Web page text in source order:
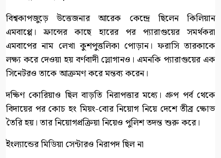
বিশ্বকাপজুড়ে উত্তেজনার আরেক কেন্দ্রে ছিলেন কিলিয়ান
এমবাপ্পে। ফ্রান্সের কাছে হারের পর প্যারাগুয়ের সমর্থকরা
এমবাপের নাম লেখা কুশপুত্তলিকা পোড়ান। ফরাসি তারকাকে
লক্ষ্য করে দেওয়া হয় বর্ণবাদী স্লোগানও। এমনকি প্যারাগুয়ের এক
সিনেটরও তাকে আক্রমণ করে মন্তব্য করেন।
দক্ষিণ কোরিয়াও ছিল বাড়তি নিরাপত্তার মধ্যে। গ্রুপ পর্ব থেকে
বিদায়ের পর কোচ হং মিয়ং-বোর নিয়োগ নিয়ে দেশে তীব্র ক্ষোভ
তৈরি হয়। তার নিয়োগপ্রক্রিয়া নিয়েও পুলিশ তদন্ত শুরু করে।
ইংল্যান্ডের মিডিয়া সেন্টারও নিরাপদ ছিল না